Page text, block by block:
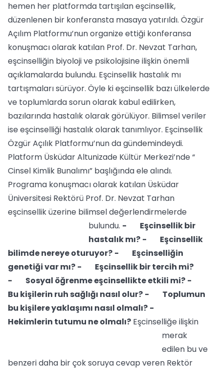
hemen her platformda tartışılan eşcinsellik,
düzenlenen bir konferansta masaya yatırıldı. Özgür
Açılım Platformu’nun organize ettiği konferansa
konuşmacı olarak katılan Prof. Dr. Nevzat Tarhan,
eşcinselliğin biyoloji ve psikolojisine ilişkin önemli
açıklamalarda bulundu. Eşcinsellik hastalık mı
tartışmaları sürüyor. Öyle ki eşcinsellik bazı ülkelerde
ve toplumlarda sorun olarak kabul edilirken,
bazılarında hastalık olarak görülüyor. Bilimsel veriler
ise eşcinselliği hastalık olarak tanımlıyor. Eşcinsellik
Özgür Açılık Platformu’nun da gündemindeydi.
Platform Üsküdar Altunizade Kültür Merkezi’nde “
Cinsel Kimlik Bunalımı” başlığında ele alındı.
Programa konuşmacı olarak katılan Üsküdar
Üniversitesi Rektörü Prof. Dr. Nevzat Tarhan
eşcinsellik üzerine bilimsel değerlendirmelerde
bulundu. - Eşcinsellik bir
hastalık mı? - Eşcinsellik
bilimde nereye oturuyor? - Eşcinselliğin
genetiği var mı? - Eşcinsellik bir tercih mi?
- Sosyal öğrenme eşcinsellikte etkili mi? -
Bu kişilerin ruh sağlığı nasıl olur? - Toplumun
bu kişilere yaklaşımı nasıl olmalı? -
Hekimlerin tutumu ne olmalı? Eşcinselliğe ilişkin
merak
edilen bu ve
benzeri daha bir çok soruya cevap veren Rektör